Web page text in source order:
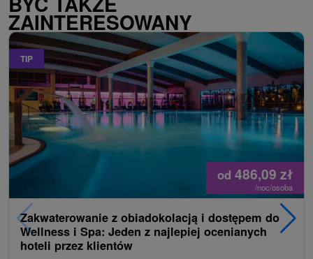
ZAINTERESOWANY
TIP
od 486,09 zł
/noc/osoba
Zakwaterowanie z obiadokolacją i dostępem do
Wellness i Spa: Jeden z najlepiej ocenianych
hoteli przez klientów